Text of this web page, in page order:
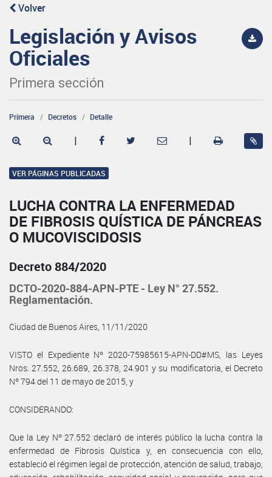
Volver
Legislación y Avisos
Oficiales
Primera sección
Primera Decretos Detalle
| |
VER PÁGINAS PUBLICADAS
LUCHA CONTRA LA ENFERMEDAD
DE FIBROSIS QUÍSTICA DE PÁNCREAS
O MUCOVISCIDOSIS
Decreto 884/2020
DCTO-2020-884-APN-PTE - Ley N° 27.552.
Reglamentación.
Ciudad de Buenos Aires, 11/11/2020
VISTO el Expediente Nº 2020-75985615-APN-DD#MS, las Leyes
Nros. 27.552, 26.689, 26.378, 24.901 y su modificatoria, el Decreto
Nº 794 del 11 de mayo de 2015, y
CONSIDERANDO:
Que la Ley Nº 27.552 declaró de interés público la lucha contra la
enfermedad de Fibrosis Quística y, en consecuencia con ello,
estableció el régimen legal de protección, atención de salud, trabajo,